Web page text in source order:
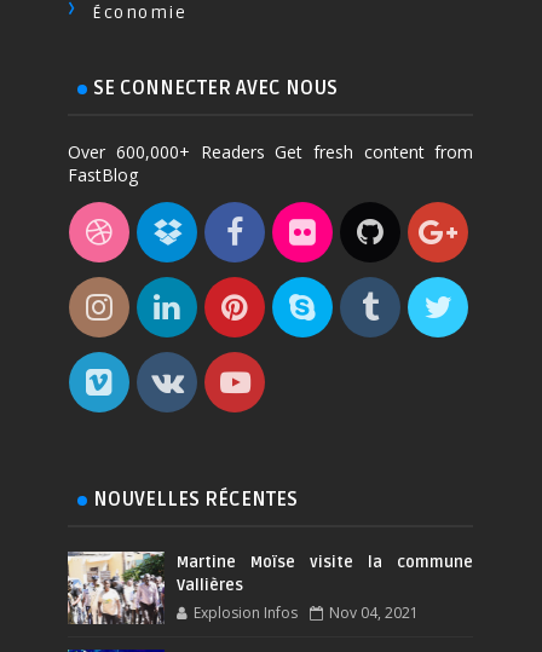
Économie
SE CONNECTER AVEC NOUS
Over 600,000+ Readers Get fresh content from
FastBlog
NOUVELLES RÉCENTES
Martine Moïse visite la commune
Vallières
Explosion Infos Nov 04, 2021